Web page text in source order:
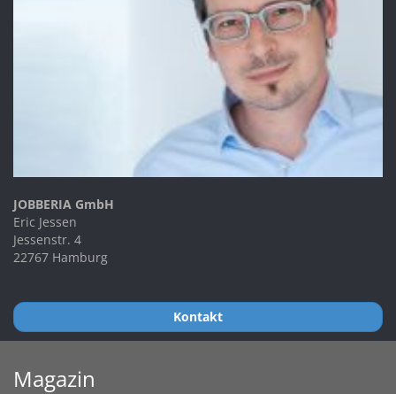
JOBBERIA GmbH
Eric Jessen
Jessenstr. 4
22767 Hamburg
Kontakt
Magazin